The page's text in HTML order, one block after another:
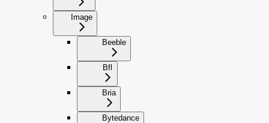
Image
Beeble
Bfl
Bria
Bytedance